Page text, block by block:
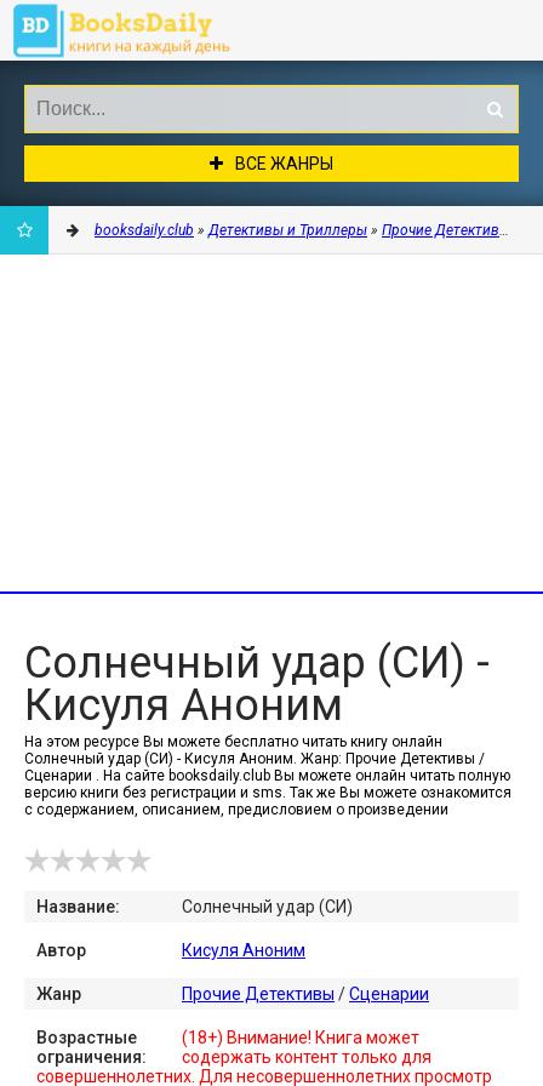
ВСЕ ЖАНРЫ
booksdaily.club »Детективы и Триллеры » Прочие Детективы
Солнечный удар (СИ) -
Кисуля Аноним
На этом ресурсе Вы можете бесплатно читать книгу онлайн
Солнечный удар (СИ) - Кисуля Аноним. Жанр: Прочие Детективы /
Сценарии . На сайте booksdaily.club Вы можете онлайн читать полную
версию книги без регистрации и sms. Так же Вы можете ознакомится
с содержанием, описанием, предисловием о произведении
Название: Солнечный удар (СИ)
Автор Кисуля Аноним
Жанр Прочие Детективы /Сценарии
Возрастные
ограничения:
(18+) Внимание! Книга может
содержать контент только для
совершеннолетних. Для несовершеннолетних просмотр